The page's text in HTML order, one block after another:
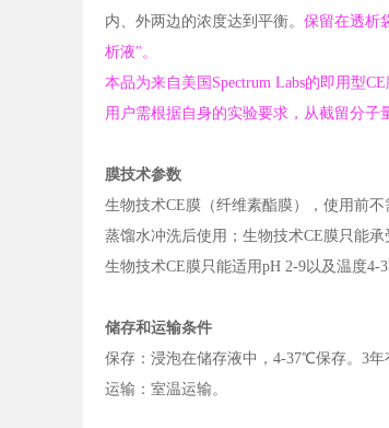
内、外两边的浓度达到平衡。 保留在透析
析液"。
本品为来自美国Spectrum Labs的即用型
用户需根据自身的实验要求，从截留分子
膜技术参数
生物技术CE膜（纤维素酯膜），使用前
蒸馏水冲洗后使用；生物技术CE膜只能
生物技术CE膜只能适用pH 2-9以及温度4-
储存和运输条件
保存：浸泡在储存液中，4-37℃保存。3年
运输：室温运输。